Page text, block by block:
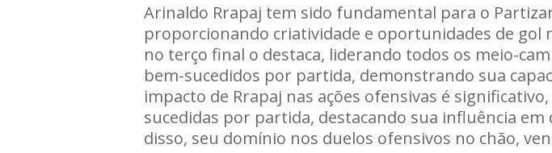
Arinaldo Rrapaj tem sido fundamental para o
proporcionando criatividade e oportunidades de gol
no terço final o destaca, liderando todos os meio-
bem-sucedidos por partida, demonstrando sua
impacto de Rrapaj nas ações ofensivas é
sucedidas por partida, destacando sua influência
disso, seu domínio nos duelos ofensivos no chão,